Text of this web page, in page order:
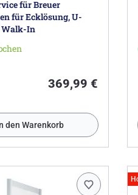
für Breuer
für Ecklösung, U-
Walk-In
369,99 €
den Warenkorb